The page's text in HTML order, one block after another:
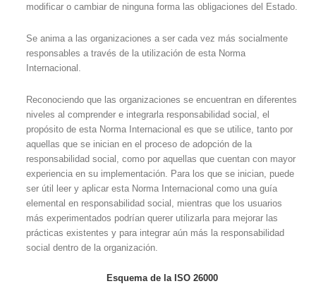
modificar o cambiar de ninguna forma las obligaciones del Estado.
Se anima a las organizaciones a ser cada vez más socialmente
responsables a través de la utilización de esta Norma
Internacional.
Reconociendo que las organizaciones se encuentran en diferentes
niveles al comprender e integrarla responsabilidad social, el
propósito de esta Norma Internacional es que se utilice, tanto por
aquellas que se inician en el proceso de adopción de la
responsabilidad social, como por aquellas que cuentan con mayor
experiencia en su implementación. Para los que se inician, puede
ser útil leer y aplicar esta Norma Internacional como una guía
elemental en responsabilidad social, mientras que los usuarios
más experimentados podrían querer utilizarla para mejorar las
prácticas existentes y para integrar aún más la responsabilidad
social dentro de la organización.
Esquema de la ISO 26000